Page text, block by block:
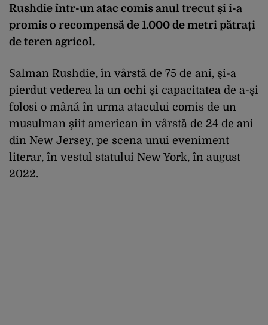
Rushdie într-un atac comis anul trecut și i-a
promis o recompensă de 1.000 de metri pătrați
de teren agricol.
Salman Rushdie, în vârstă de 75 de ani, şi-a
pierdut vederea la un ochi şi capacitatea de a-şi
folosi o mână în urma atacului comis de un
musulman şiit american în vârstă de 24 de ani
din New Jersey, pe scena unui eveniment
literar, în vestul statului New York, în august
2022.